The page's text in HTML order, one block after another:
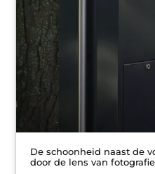
De schoonheid naast de
door de lens van fotografie